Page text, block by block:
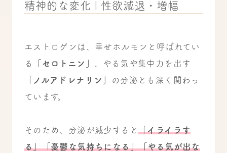
精神的な変化 | 性欲減退・増幅
エストロゲンは、幸せホルモンと呼ばれてい
る
「セロトニン」
、やる気や集中力を出す
「ノルアドレナリン」
の分泌とも深く関わっ
ています。
そのため、分泌が減少すると 「イライラす
る」「憂鬱な気持ちになる」「やる気が出な